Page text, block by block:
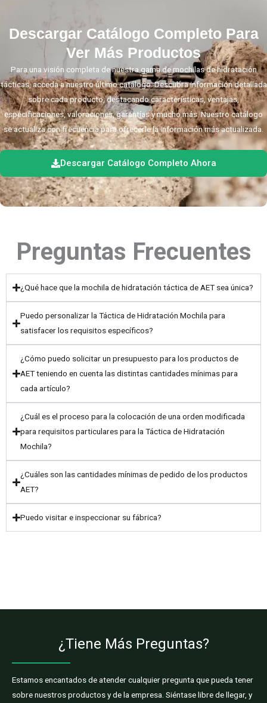
Descargar Catálogo Completo Para
Ver Más Productos
Para una visión completa de nuestra gama de mochilas de hidratación
tácticas, acceda a nuestro último catálogo. Descubra información detallada
sobre cada producto, destacando características, ventajas,
especificaciones, valoraciones, garantías y mucho más. Nuestro catálogo
se actualiza con frecuencia para ofrecerle la información más actualizada.
Descargar Catálogo Completo Ahora
Preguntas Frecuentes
¿Qué hace que la mochila de hidratación táctica de AET sea única?
Puedo personalizar la Táctica de Hidratación Mochila para
satisfacer los requisitos específicos?
¿Cómo puedo solicitar un presupuesto para los productos de
AET teniendo en cuenta las distintas cantidades mínimas para
cada artículo?
¿Cuál es el proceso para la colocación de una orden modificada
para requisitos particulares para la Táctica de Hidratación
Mochila?
¿Cuáles son las cantidades mínimas de pedido de los productos
AET?
Puedo visitar e inspeccionar su fábrica?
¿Tiene Más Preguntas?
Estamos encantados de atender cualquier pregunta que pueda tener
sobre nuestros productos y de la empresa. Siéntase libre de llegar, y